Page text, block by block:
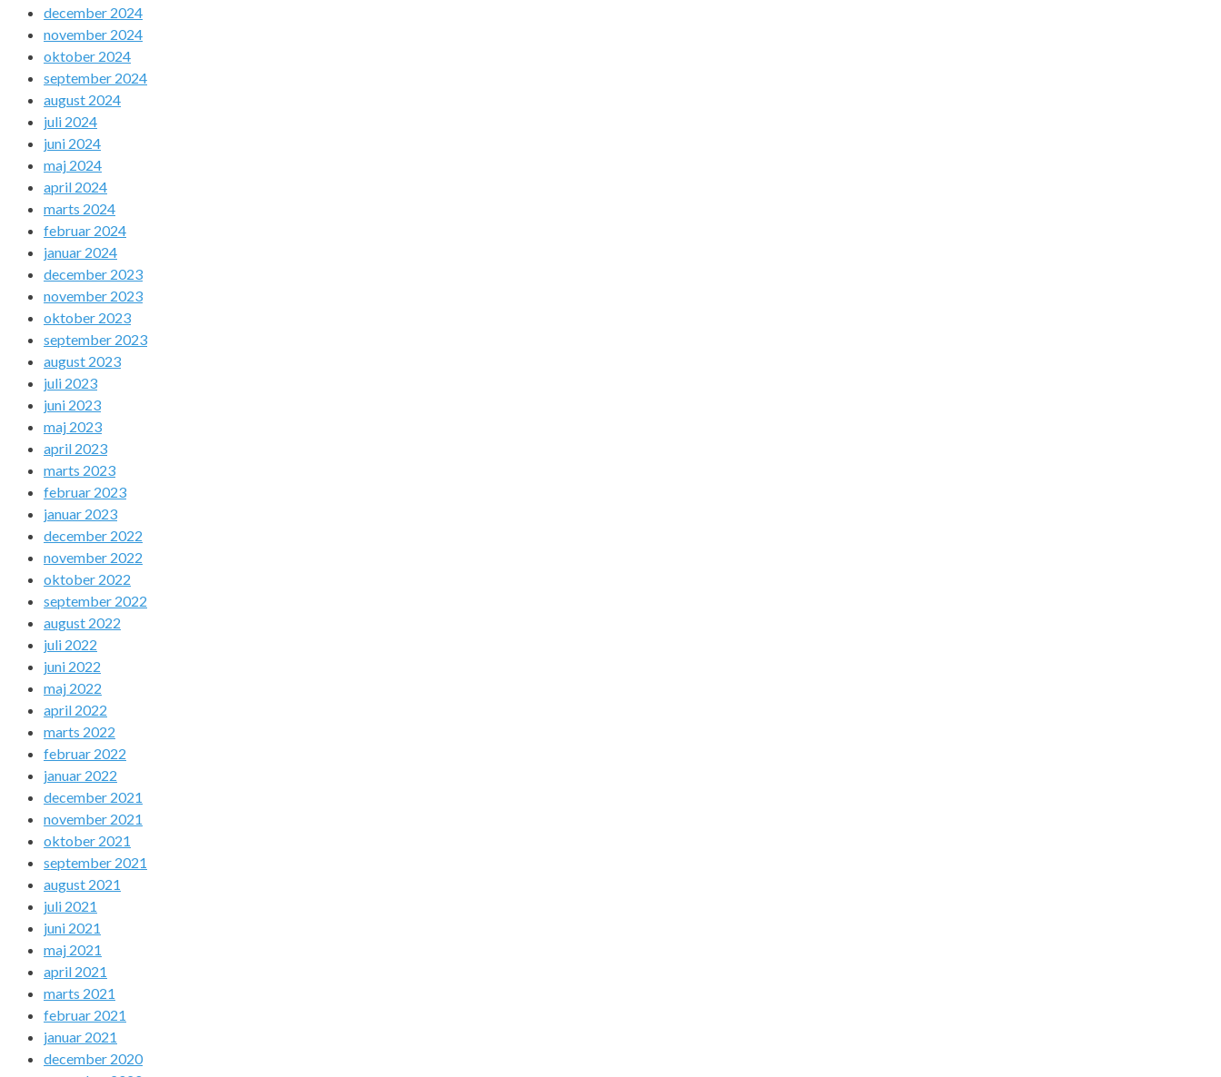
december 2024
november 2024
oktober 2024
september 2024
august 2024
juli 2024
juni 2024
maj 2024
april 2024
marts 2024
februar 2024
januar 2024
december 2023
november 2023
oktober 2023
september 2023
august 2023
juli 2023
juni 2023
maj 2023
april 2023
marts 2023
februar 2023
januar 2023
december 2022
november 2022
oktober 2022
september 2022
august 2022
juli 2022
juni 2022
maj 2022
april 2022
marts 2022
februar 2022
januar 2022
december 2021
november 2021
oktober 2021
september 2021
august 2021
juli 2021
juni 2021
maj 2021
april 2021
marts 2021
februar 2021
januar 2021
december 2020